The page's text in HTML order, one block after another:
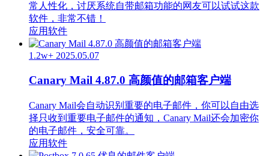
常人性化，讨厌系统自带邮箱功能的网友可以试试这款
软件，非常不错！
应用软件
1.2w+ 2025.05.07
Canary Mail 4.87.0 高颜值的邮箱客户端
Canary Mail会自动识别重要的电子邮件，你可以自由选
择只收到重要电子邮件的通知，Canary Mail还会加密你
的电子邮件，安全可靠。
应用软件